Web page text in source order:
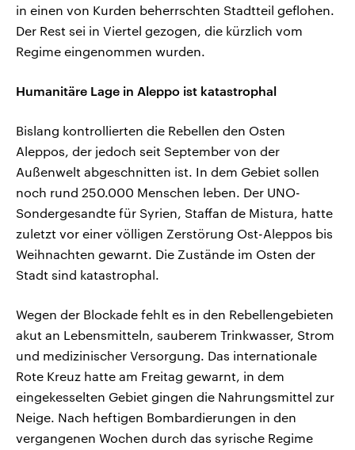
in einen von Kurden beherrschten Stadtteil geflohen.
Der Rest sei in Viertel gezogen, die kürzlich vom
Regime eingenommen wurden.
Humanitäre Lage in Aleppo ist katastrophal
Bislang kontrollierten die Rebellen den Osten
Aleppos, der jedoch seit September von der
Außenwelt abgeschnitten ist. In dem Gebiet sollen
noch rund 250.000 Menschen leben. Der UNO-
Sondergesandte für Syrien, Staffan de Mistura, hatte
zuletzt vor einer völligen Zerstörung Ost-Aleppos bis
Weihnachten gewarnt. Die Zustände im Osten der
Stadt sind katastrophal.
Wegen der Blockade fehlt es in den Rebellengebieten
akut an Lebensmitteln, sauberem Trinkwasser, Strom
und medizinischer Versorgung. Das internationale
Rote Kreuz hatte am Freitag gewarnt, in dem
eingekesselten Gebiet gingen die Nahrungsmittel zur
Neige. Nach heftigen Bombardierungen in den
vergangenen Wochen durch das syrische Regime